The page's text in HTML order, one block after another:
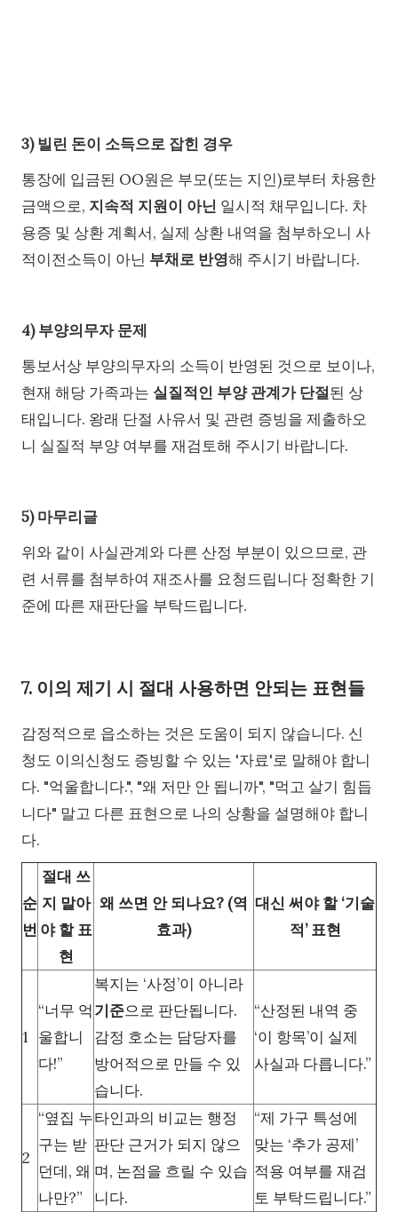
3) 빌린 돈이 소득으로 잡힌 경우
통장에 입금된 OO원은 부모(또는 지인)로부터 차용한
금액으로, 지속적 지원이 아닌 일시적 채무입니다. 차
용증 및 상환 계획서, 실제 상환 내역을 첨부하오니 사
적이전소득이 아닌 부채로 반영해 주시기 바랍니다.
4) 부양의무자 문제
통보서상 부양의무자의 소득이 반영된 것으로 보이나,
현재 해당 가족과는 실질적인 부양 관계가 단절된 상
태입니다. 왕래 단절 사유서 및 관련 증빙을 제출하오
니 실질적 부양 여부를 재검토해 주시기 바랍니다.
5) 마무리글
위와 같이 사실관계와 다른 산정 부분이 있으므로, 관
련 서류를 첨부하여 재조사를 요청드립니다 정확한 기
준에 따른 재판단을 부탁드립니다.
7. 이의 제기 시 절대 사용하면 안되는 표현들
감정적으로 읍소하는 것은 도움이 되지 않습니다. 신
청도 이의신청도 증빙할 수 있는 '자료'로 말해야 합니
다. "억울합니다.", "왜 저만 안 됩니까", "먹고 살기 힘듭
니다" 말고 다른 표현으로 나의 상황을 설명해야 합니
다.
순
번
절대 쓰
지 말아
야 할 표
현
왜 쓰면 안 되나요? (역
효과)
대신 써야 할 ‘기술
적’ 표현
1
“너무 억
울합니
다!”
복지는 ‘사정’이 아니라
기준으로 판단됩니다.
감정 호소는 담당자를
방어적으로 만들 수 있
습니다.
“산정된 내역 중
‘이 항목’이 실제
사실과 다릅니다.”
2
“옆집 누
구는 받
던데, 왜
나만?”
타인과의 비교는 행정
판단 근거가 되지 않으
며, 논점을 흐릴 수 있습
니다.
“제 가구 특성에
맞는 ‘추가 공제’
적용 여부를 재검
토 부탁드립니다.”